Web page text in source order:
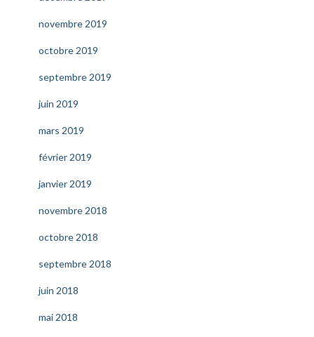
novembre 2019
octobre 2019
septembre 2019
juin 2019
mars 2019
février 2019
janvier 2019
novembre 2018
octobre 2018
septembre 2018
juin 2018
mai 2018